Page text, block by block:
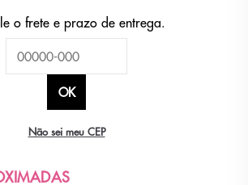
Não sei meu CEP